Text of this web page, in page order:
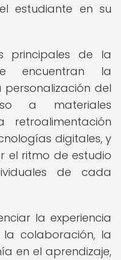
estudiante en su
principales de la
encuentran la
personalización del
a materiales
digitales, y
el ritmo de estudio
de cada
la experiencia
colaboración, la
en el aprendizaje,